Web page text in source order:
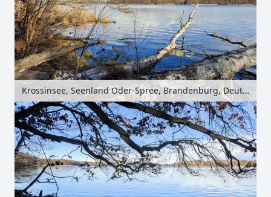
Krossinsee, Seenland Oder-Spree, Brandenburg, Deutschland